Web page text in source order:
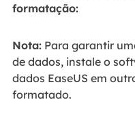
formatação:
Nota:Para garantir
de dados, instale o
dados EaseUS em
formatado.